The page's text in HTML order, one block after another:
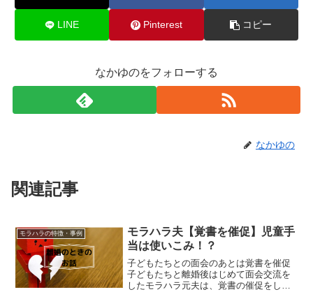
LINE Pinterest コピー
なかゆのをフォローする
なかゆの
関連記事
モラハラの特徴・事例
モラハラ夫【覚書を催促】児童手
当は使いこみ！？
子どもたちとの面会のあとは覚書を催促
子どもたちと離婚後はじめて面会交流を
したモラハラ元夫は、覚書の催促をし始